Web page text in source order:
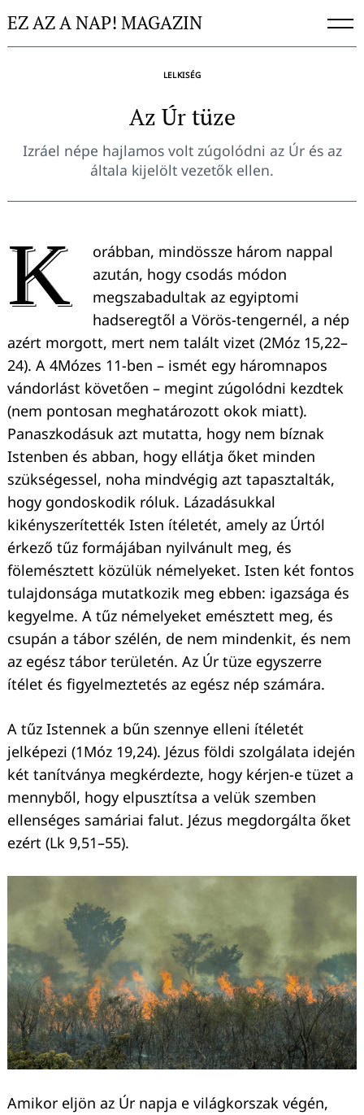
toEZ AZ A NAP! MAGAZIN
LELKISÉG
Az Úr tüze
Izráel népe hajlamos volt zúgolódni az Úr és az
általa kijelölt vezetők ellen.
K
orábban, mindössze három nappal
azután, hogy csodás módon
megszabadultak az egyiptomi
hadseregtől a Vörös-tengernél, a nép
azért morgott, mert nem talált vizet (2Móz 15,22–
24). A 4Mózes 11-ben – ismét egy háromnapos
vándorlást követően – megint zúgolódni kezdtek
(nem pontosan meghatározott okok miatt).
Panaszkodásuk azt mutatta, hogy nem bíznak
Istenben és abban, hogy ellátja őket minden
szükségessel, noha mindvégig azt tapasztalták,
hogy gondoskodik róluk. Lázadásukkal
kikényszerítették Isten ítéletét, amely az Úrtól
érkező tűz formájában nyilvánult meg, és
fölemésztett közülük némelyeket. Isten két fontos
tulajdonsága mutatkozik meg ebben: igazsága és
kegyelme. A tűz némelyeket emésztett meg, és
csupán a tábor szélén, de nem mindenkit, és nem
az egész tábor területén. Az Úr tüze egyszerre
ítélet és figyelmeztetés az egész nép számára.
A tűz Istennek a bűn szennye elleni ítéletét
jelképezi (1Móz 19,24). Jézus földi szolgálata idején
két tanítványa megkérdezte, hogy kérjen-e tüzet a
mennyből, hogy elpusztítsa a velük szemben
ellenséges samáriai falut. Jézus megdorgálta őket
ezért (Lk 9,51–55).
Amikor eljön az Úr napja e világkorszak végén,